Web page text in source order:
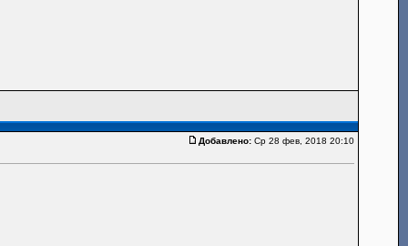
Добавлено:Ср 28 фев, 2018 20:10